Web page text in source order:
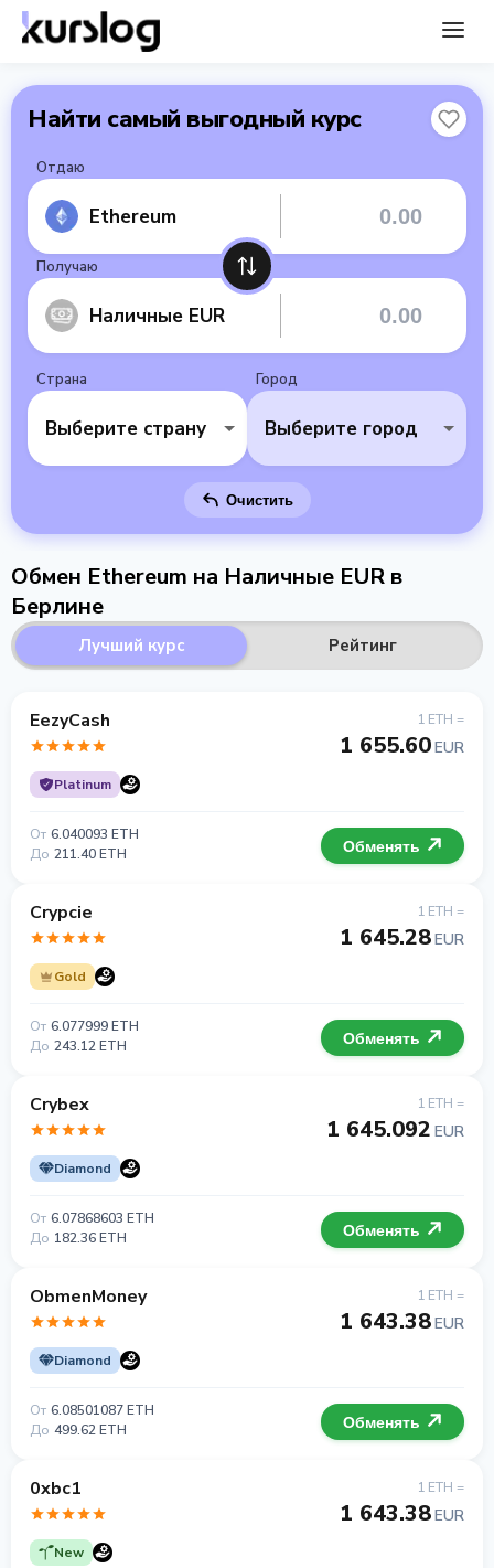
Найти самый выгодный курс
Отдаю
Ethereum
Получаю
Наличные EUR
Страна
Выберите страну
Город
Выберите город
Очистить
Обмен Ethereum на Наличные EUR в
Берлине
Лучший курс Рейтинг
EezyCash
Platinum
1 ETH =
1 655.60EUR
От 6.040093 ETH
До 211.40 ETH Обменять
Crypcie
Gold
1 ETH =
1 645.28EUR
От 6.077999 ETH
До 243.12 ETH Обменять
Crybex
Diamond
1 ETH =
1 645.092 EUR
От 6.07868603 ETH
До 182.36 ETH Обменять
ObmenMoney
Diamond
1 ETH =
1 643.38EUR
От 6.08501087 ETH
До 499.62 ETH Обменять
0xbc1
New
1 ETH =
1 643.38EUR